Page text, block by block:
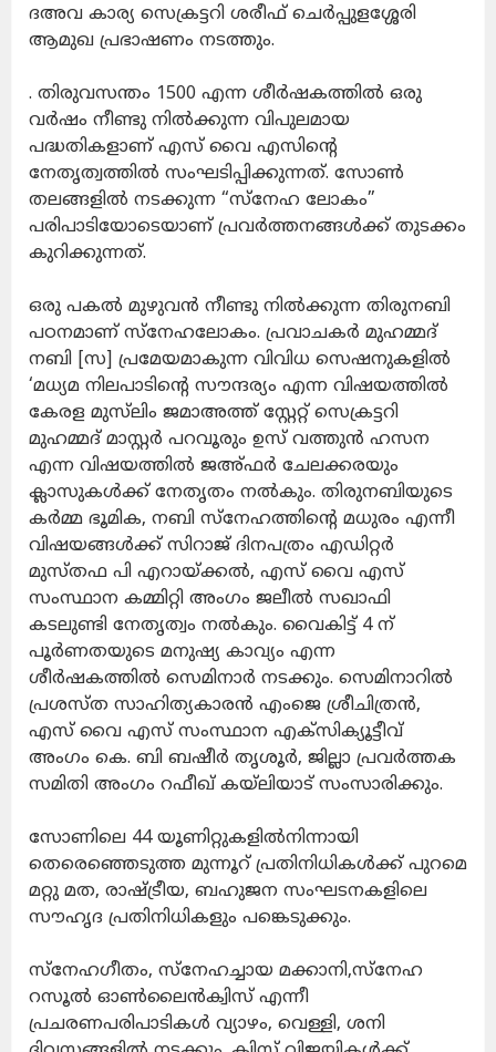
ദഅവ കാര്യ സെക്രട്ടറി ശരീഫ് ചെർപ്പുളശ്ശേരി
ആമുഖ പ്രഭാഷണം നടത്തും.
. തിരുവസന്തം 1500 എന്ന ശീർഷകത്തിൽ ഒരു
വർഷം നീണ്ടു നിൽക്കുന്ന വിപുലമായ
പദ്ധതികളാണ് എസ് വൈ എസിന്റെ
നേതൃത്വത്തിൽ സംഘടിപ്പിക്കുന്നത്. സോൺ
തലങ്ങളിൽ നടക്കുന്ന “സ്നേഹ ലോകം”
പരിപാടിയോടെയാണ് പ്രവർത്തനങ്ങൾക്ക് തുടക്കം
കുറിക്കുന്നത്.
ഒരു പകൽ മുഴുവൻ നീണ്ടു നിൽക്കുന്ന തിരുനബി
പഠനമാണ് സ്നേഹലോകം. പ്രവാചകർ മുഹമ്മദ്
നബി [സ] പ്രമേയമാകുന്ന വിവിധ സെഷനുകളിൽ
‘മധ്യമ നിലപാടിന്റെ സൗന്ദര്യം എന്ന വിഷയത്തിൽ
കേരള മുസ്‌ലിം ജമാഅത്ത് സ്റ്റേറ്റ് സെക്രട്ടറി
മുഹമ്മദ് മാസ്റ്റർ പറവൂരും ഉസ് വത്തുൻ ഹസന
എന്ന വിഷയത്തിൽ ജഅ്ഫർ ചേലക്കരയും
ക്ലാസുകൾക്ക് നേതൃതം നൽകും. തിരുനബിയുടെ
കർമ്മ ഭൂമിക, നബി സ്നേഹത്തിന്റെ മധുരം എന്നീ
വിഷയങ്ങൾക്ക് സിറാജ് ദിനപത്രം എഡിറ്റർ
മുസ്തഫ പി എറായ്ക്കൽ, എസ് വൈ എസ്
സംസ്ഥാന കമ്മിറ്റി അംഗം ജലീൽ സഖാഫി
കടലുണ്ടി നേതൃത്വം നൽകും. വൈകിട്ട് 4 ന്
പൂർണതയുടെ മനുഷ്യ കാവ്യം എന്ന
ശീർഷകത്തിൽ സെമിനാർ നടക്കും. സെമിനാറിൽ
പ്രശസ്ത സാഹിത്യകാരൻ എംജെ ശ്രീചിത്രൻ,
എസ് വൈ എസ് സംസ്ഥാന എക്സിക്യൂട്ടീവ്
അംഗം കെ. ബി ബഷീർ തൃശൂർ, ജില്ലാ പ്രവർത്തക
സമിതി അംഗം റഫീഖ് കയ്ലിയാട്⁩ സംസാരിക്കും.
സോണിലെ 44 യൂണിറ്റുകളിൽനിന്നായി
തെരെഞ്ഞെടുത്ത മുന്നൂറ് പ്രതിനിധികൾക്ക് പുറമെ
മറ്റു മത, രാഷ്ട്രീയ, ബഹുജന സംഘടനകളിലെ
സൗഹൃദ പ്രതിനിധികളും പങ്കെടുക്കും.
സ്നേഹഗീതം, സ്നേഹച്ചായ മക്കാനി,സ്നേഹ
റസൂൽ ഓൺലൈൻക്വിസ് എന്നീ
പ്രചരണപരിപാടികൾ വ്യാഴം, വെള്ളി, ശനി